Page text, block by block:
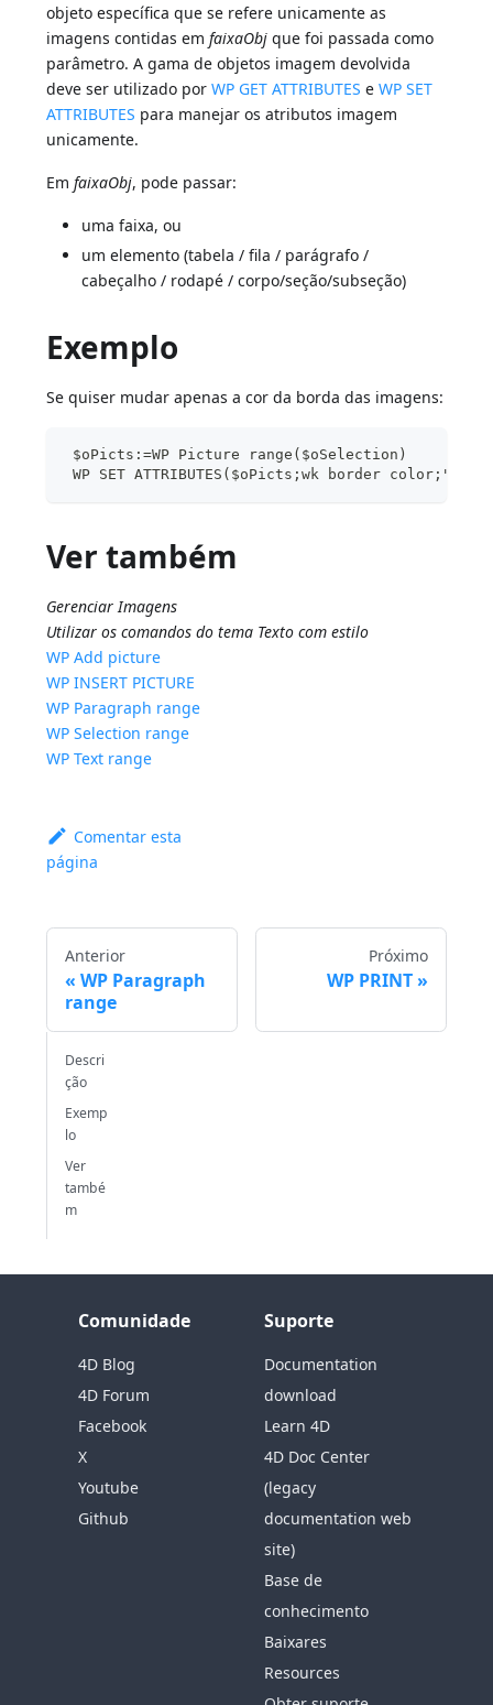
objeto específica que se refere unicamente as
imagens contidas emfaixaObj que foi passada como
parâmetro. A gama de objetos imagem devolvida
deve ser utilizado porWP GET ATTRIBUTES eWP SET
ATTRIBUTES para manejar os atributos imagem
unicamente.
EmfaixaObj, pode passar:
uma faixa, ou
um elemento (tabela / fila / parágrafo /
cabeçalho / rodapé / corpo/seção/subseção)
Exemplo
Se quiser mudar apenas a cor da borda das imagens:
$oPicts:=WP Picture range($oSelection)
WP SET ATTRIBUTES($oPicts;wk border
Ver também
Gerenciar Imagens
Utilizar os comandos do tema Texto com estilo
WP Add picture
WP INSERT PICTURE
WP Paragraph range
WP Selection range
WP Text range
Comentar esta
página
Anterior
WP Paragraph
range
Próximo
WP PRINT
Descri
ção
Exemp
lo
Ver
també
m
Comunidade
4D Blog
4D Forum
Facebook
X
Youtube
Github
Suporte
Documentation
download
Learn 4D
4D Doc Center
(legacy
documentation web
site)
Base de
conhecimento
Baixares
Resources